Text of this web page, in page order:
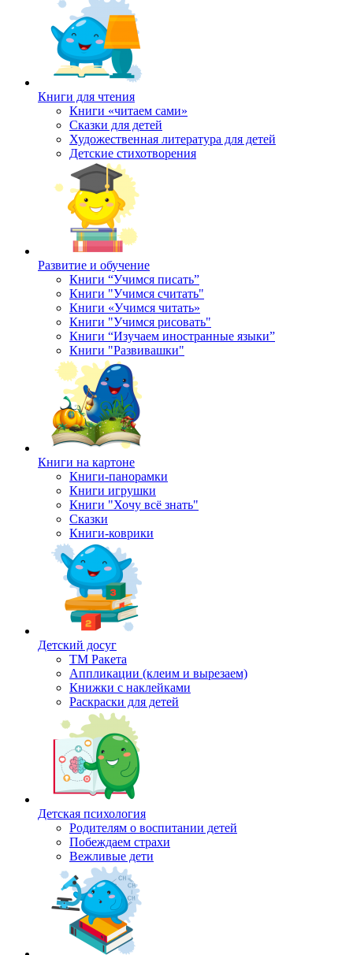
Книги для чтения
Книги «читаем сами»
Сказки для детей
Художественная литература для детей
Детские стихотворения
Развитие и обучение
Книги “Учимся писать”
Книги "Учимся считать"
Книги «Учимся читать»
Книги "Учимся рисовать"
Книги “Изучаем иностранные языки”
Книги "Развивашки"
Книги на картоне
Книги-панорамки
Книги игрушки
Книги "Хочу всё знать"
Сказки
Книги-коврики
Детский досуг
ТМ Ракета
Аппликации (клеим и вырезаем)
Книжки с наклейками
Раскраски для детей
Детская психология
Родителям о воспитании детей
Побеждаем страхи
Вежливые дети